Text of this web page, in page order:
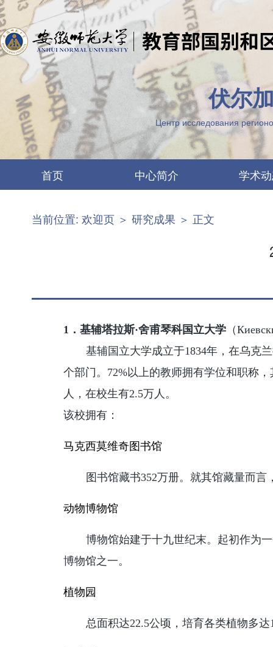
伏尔
Центр исследования
首页
最新公告
中心简介
机构设置
学术
当前位置: 欢迎页 ＞ 研究成果 ＞ 正文
1． 基辅塔拉斯·舍甫琴科国立大学 （
基辅国立大学成立于1834年，在乌克
个部门。72%以上的教师拥有学位和职称
人，在校生有2.5万人。
该校拥有：
马克西莫维奇图书馆
图书馆藏书352万册。就其馆藏量而
动物博物馆
博物馆始建于十九世纪末。起初作为
博物馆之一。
植物园
总面积达22.5公顷，培育各类植物多